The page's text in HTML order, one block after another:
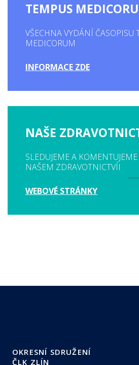
TEMPUS
VŠECHNA VYDÁNÍ ČASOPISU
MEDICORUM
INFORMACE ZDE
NAŠE
SLEDUJEME A
NAŠEM ZDRAVOTNICTVÍI
WEBOVÉ STRÁNKY
OKRESNÍ SDRUŽENÍ
ČLK ZLÍN